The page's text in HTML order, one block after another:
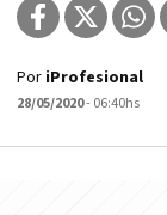
Por iProfesional
28/05/2020- 06:40hs